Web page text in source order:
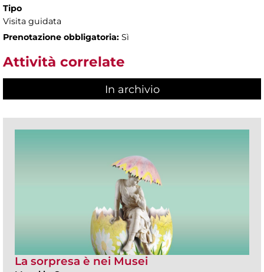
Tipo
Visita guidata
Prenotazione obbligatoria: Sì
Attività correlate
In archivio
La sorpresa è nei Musei